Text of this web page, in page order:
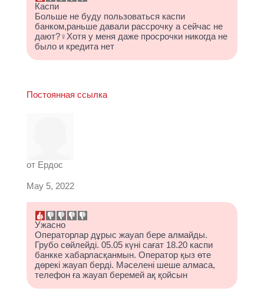
Каспи
Больше не буду пользоваться каспи
банком,раньше давали рассрочку а сейчас не
дают?‍♀️Хотя у меня даже просрочки никогда не
было и кредита нет
Постоянная ссылка
от Ердос
May 5, 2022
Ужасно
Операторлар дұрыс жауап бере алмайды.
Грубо сөйлейді. 05.05 күні сағат 18.20 каспи
банкке хабарласқанмын. Оператор қыз өте
дөрекі жауап берді. Мәселені шеше алмаса,
телефон ға жауап беремей ақ қойсын